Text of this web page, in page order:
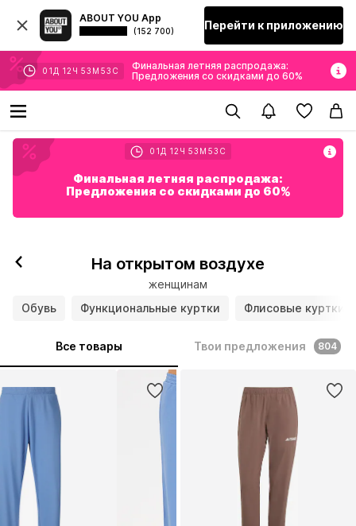
ABOUT YOU App
(152 700) Перейти к приложению
01 Д 12 Ч 53 М 52 С
Финальная летняя распродажа:
Предложения со скидками до 60%
01 Д 12 Ч 53 М 52 С
Финальная летняя распродажа:
Предложения со скидками до 60%
На открытом воздухе
женщинам
Обувь
Функциональные куртки Флисовые куртки
Все товары Твои предложения 804